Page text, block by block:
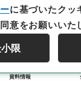
資料情報
に基づいたク
意をお願いいた
限